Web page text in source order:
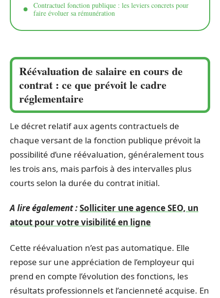
Contractuel fonction publique : les leviers concrets pour
faire évoluer sa rémunération
Réévaluation de salaire en cours de
contrat : ce que prévoit le cadre
réglementaire
Le décret relatif aux agents contractuels de
chaque versant de la fonction publique prévoit la
possibilité d’une réévaluation, généralement tous
les trois ans, mais parfois à des intervalles plus
courts selon la durée du contrat initial.
A lire également :Solliciter une agence SEO, un
atout pour votre visibilité en ligne
Cette réévaluation n’est pas automatique. Elle
repose sur une appréciation de l’employeur qui
prend en compte l’évolution des fonctions, les
résultats professionnels et l’ancienneté acquise. En